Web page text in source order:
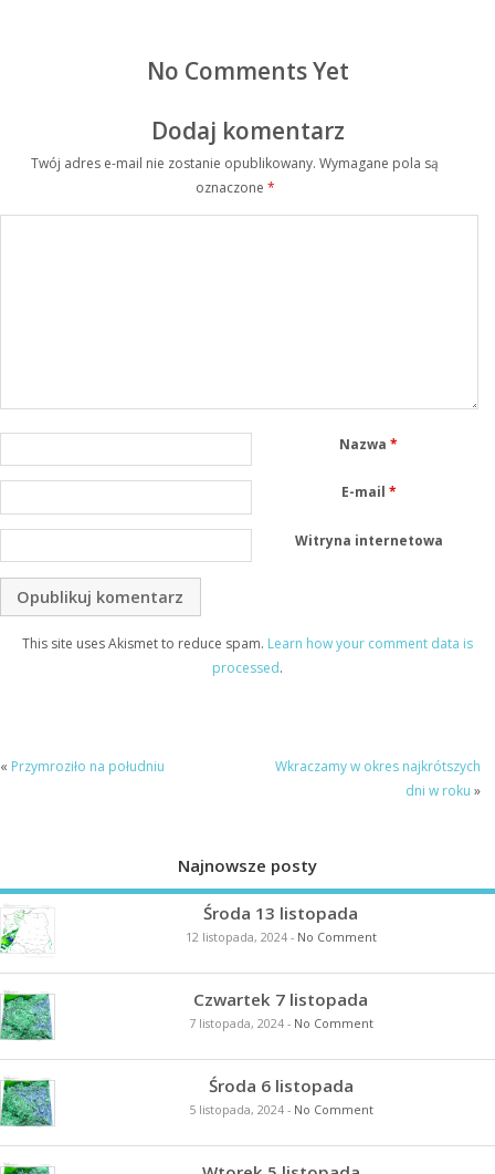
No Comments Yet
Dodaj komentarz
Twój adres e-mail nie zostanie opublikowany. Wymagane pola są
oznaczone *
Nazwa*
E-mail *
Witryna internetowa
This site uses Akismet to reduce spam. Learn how your comment data is
processed.
« Przymroziło na południu
Wkraczamy w okres najkrótszych
dni w roku »
Najnowsze posty
Środa 13 listopada
12 listopada, 2024- No Comment
Czwartek 7 listopada
7 listopada, 2024- No Comment
Środa 6 listopada
5 listopada, 2024- No Comment